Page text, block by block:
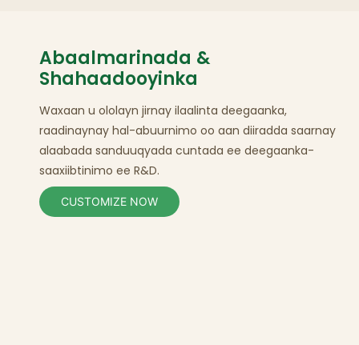
Abaalmarinada &
Shahaadooyinka
Waxaan u ololayn jirnay ilaalinta deegaanka,
raadinaynay hal-abuurnimo oo aan diiradda saarnay
alaabada sanduuqyadacuntada ee deegaanka-
saaxiibtinimoee R&D.
CUSTOMIZE NOW